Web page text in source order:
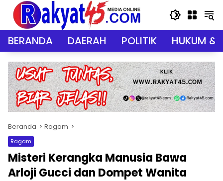
Langsung
konten
BERANDA DAERAH POLITIK HUKUM &
Beranda Ragam
Ragam
Misteri Kerangka Manusia Bawa
Arloji Gucci dan Dompet Wanita